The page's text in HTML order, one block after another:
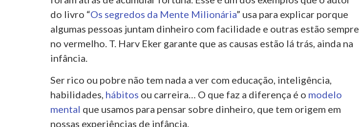
do livro “Os segredos da Mente Milionária” usa para explicar porque
algumas pessoas juntam dinheiro com facilidade e outras estão sempre
no vermelho. T. Harv Ekergarante que as causas estão lá trás, ainda na
infância.
Ser rico ou pobre não tem nada a ver com educação, inteligência,
habilidades, hábitos ou carreira… O que faz a diferença é o modelo
mental que usamos para pensar sobre dinheiro, que tem origem em
nossas experiências de infância.